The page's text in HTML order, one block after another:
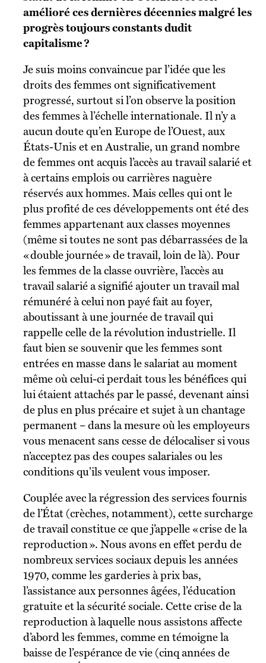
amélioré ces dernières décennies malgré les
progrès toujours constants dudit
capitalisme ?
Je suis moins convaincue par l’idée que les
droits des femmes ont significativement
progressé, surtout si l’on observe la position
des femmes à l’échelle internationale. Il n’y a
aucun doute qu’en Europe de l’Ouest, aux
États-Unis et en Australie, un grand nombre
de femmes ont acquis l’accès au travail salarié et
à certains emplois ou carrières naguère
réservés aux hommes. Mais celles qui ont le
plus profité de ces développements ont été des
femmes appartenant aux classes moyennes
(même si toutes ne sont pas débarrassées de la
« double journée » de travail, loin de là). Pour
les femmes de la classe ouvrière, l’accès au
travail salarié a signifié ajouter un travail mal
rémunéré à celui non payé fait au foyer,
aboutissant à une journée de travail qui
rappelle celle de la révolution industrielle. Il
faut bien se souvenir que les femmes sont
entrées en masse dans le salariat au moment
même où celui-ci perdait tous les bénéfices qui
lui étaient attachés par le passé, devenant ainsi
de plus en plus précaire et sujet à un chantage
permanent – dans la mesure où les employeurs
vous menacent sans cesse de délocaliser si vous
n’acceptez pas des coupes salariales ou les
conditions qu’ils veulent vous imposer.
Couplée avec la régression des services fournis
de l’État (crèches, notamment), cette surcharge
de travail constitue ce que j’appelle « crise de la
reproduction ». Nous avons en effet perdu de
nombreux services sociaux depuis les années
1970, comme les garderies à prix bas,
l’assistance aux personnes âgées, l’éducation
gratuite et la sécurité sociale. Cette crise de la
reproduction à laquelle nous assistons affecte
d’abord les femmes, comme en témoigne la
baisse de l’espérance de vie (cinq années de